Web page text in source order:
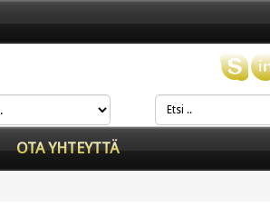
OTA YHTEYTTÄ